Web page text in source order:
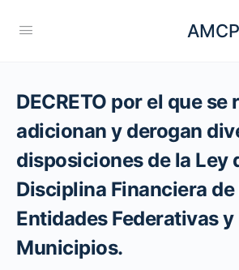
DECRETO por el que se
adicionan y derogan
disposiciones de la Ley
Disciplina Financiera de
Entidades Federativas y
Municipios.